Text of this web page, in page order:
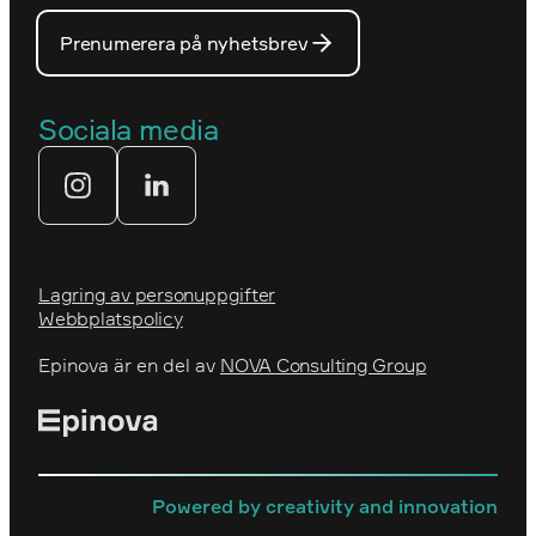
Prins Daniels Fellowship
Tekniksprånget
Våra medarbetare
Våra partners
Prenumerera på nyhetsbrev
Sociala media
Lagring av personuppgifter
Webbplatspolicy
Epinova är en del av NOVA Consulting Group
Powered by creativity and innovation